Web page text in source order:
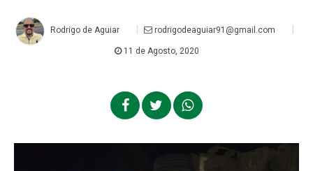
Rodrigo de Aguiar rodrigodeaguiar91@gmail.com
11 de Agosto, 2020